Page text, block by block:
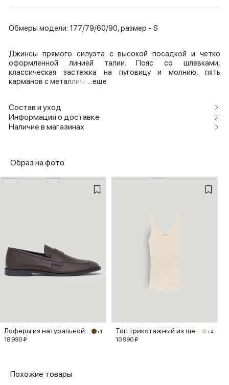
Обмеры модели: 177/79/60/90, размер - S
Джинсы прямого силуэта с высокой посадкой и четко
оформленной линией талии. Пояс со шлевками,
классическая застежка на пуговицу и молнию, пять
карманов с металличе ...еще
Состав и уход
Информация о доставке
Наличие в магазинах
Образ на фото
Лоферы из натуральной кожи +1
18 990 ₽
Топ трикотажный из шелка +4
10 990 ₽
Похожие товары